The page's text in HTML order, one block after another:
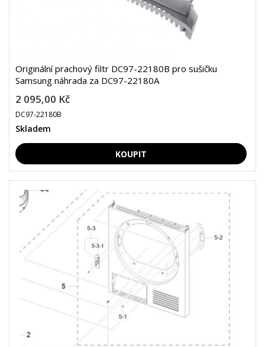
Originální prachový filtr DC97-22180B pro sušičku
Samsung náhrada za DC97-22180A
2 095,00 Kč
DC97-22180B
Skladem